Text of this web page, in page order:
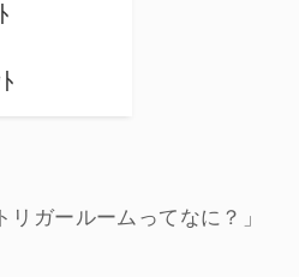
ｾﾞﾝﾄ
ﾝﾄ
ガールームってなに？」